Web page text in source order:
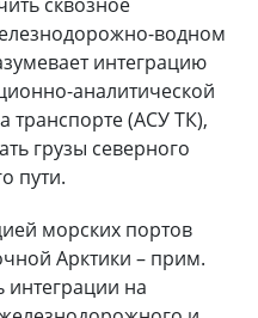
водном
интеграцию
аналитической
транспорте (АСУ ТК),
грузы северного
пути.
морских портов
Арктики – прим.
интеграции на